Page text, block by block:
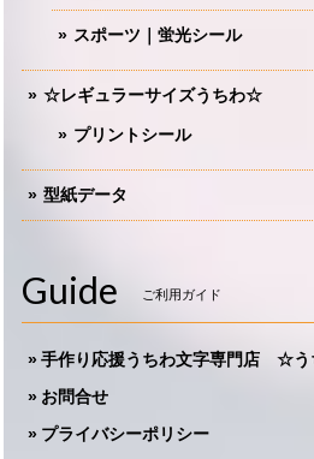
スポーツ｜蛍光シール
☆レギュラーサイズうちわ☆
プリントシール
型紙データ
Guide ご利用ガイド
手作り応援うちわ文字専門店 ☆う
お問合せ
プライバシーポリシー